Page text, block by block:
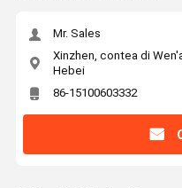
Mr. Sales
Xinzhen, contea di
Hebei
86-15100603332